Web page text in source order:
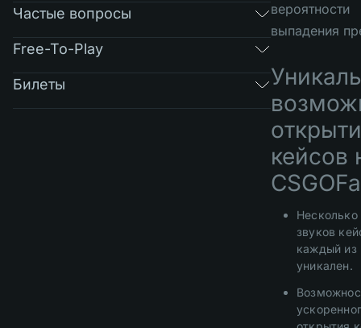
Частые вопросы
Free-To-Play
Билеты
вероятности
выпадения
кейсов
Несколько
звуков
каждый из
уникален.